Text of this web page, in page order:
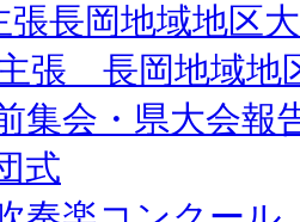
張長岡地域地区
張 長岡地域地
集会・県大会報
式